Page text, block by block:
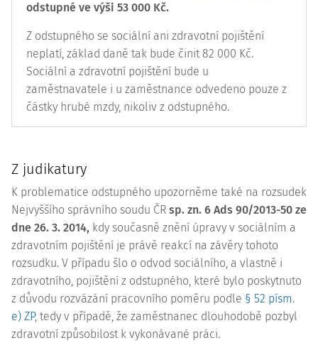
odstupné ve výši 53 000 Kč.
Z odstupného se sociální ani zdravotní pojištění
neplatí, základ daně tak bude činit 82 000 Kč.
Sociální a zdravotní pojištění bude u
zaměstnavatele i u zaměstnance odvedeno pouze z
částky hrubé mzdy, nikoliv z odstupného.
Z judikatury
K problematice odstupného upozorněme také na rozsudek
Nejvyššího správního soudu ČR sp. zn. 6 Ads 90/2013-50 ze
dne 26. 3. 2014, kdy současně znění úpravy v sociálním a
zdravotním pojištění je právě reakcí na závěry tohoto
rozsudku. V případu šlo o odvod sociálního, a vlastně i
zdravotního, pojištění z odstupného, které bylo poskytnuto
z důvodu rozvázání pracovního poměru podle § 52 písm.
e) ZP, tedy v případě, že zaměstnanec dlouhodobě pozbyl
zdravotní způsobilost k vykonávané práci.